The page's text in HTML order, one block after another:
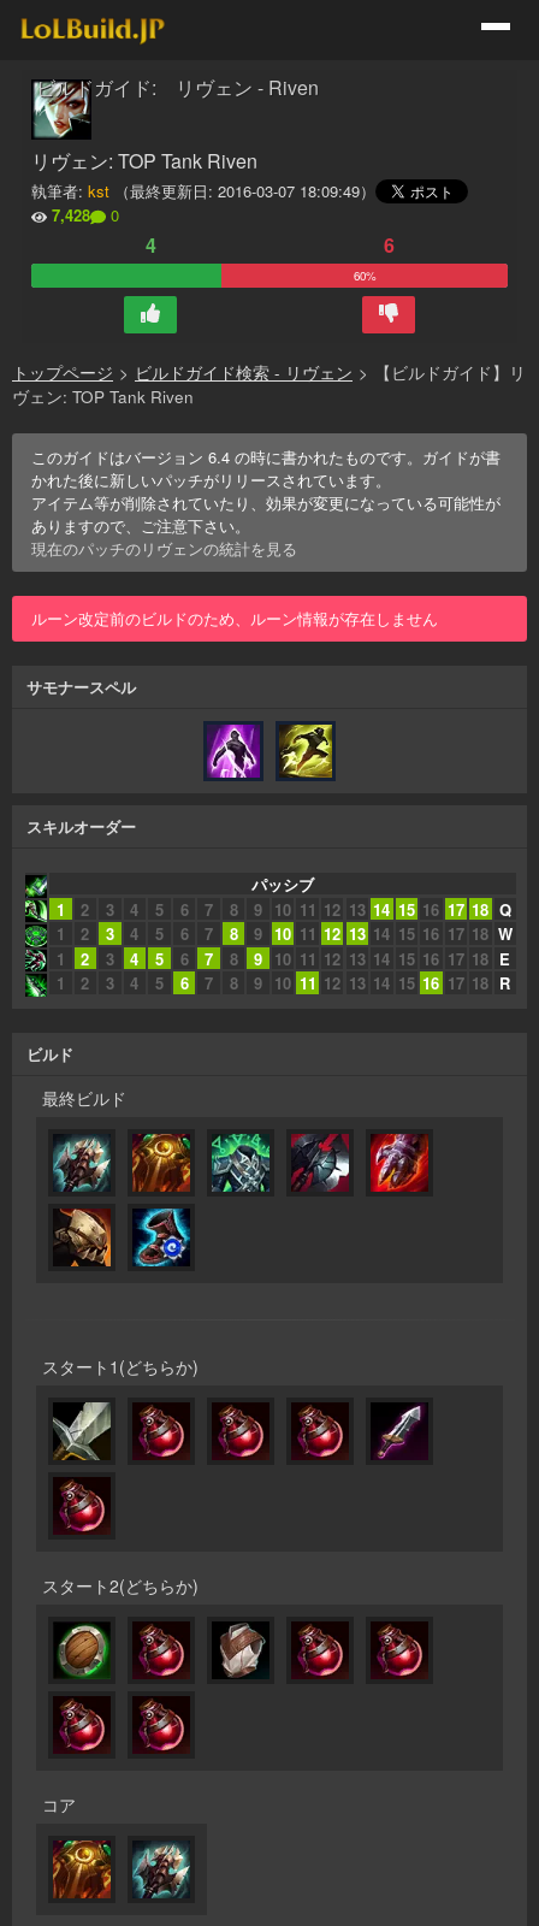
ビルドガイド: リヴェン - Riven
リヴェン: TOP Tank Riven
執筆者: kst （最終更新日: 2016-03-07 18:09:49）
7,428
0
4 6
60%
トップページ > ビルドガイド検索 - リヴェン >
【ビルドガイド】リ
ヴェン: TOP Tank Riven
このガイドはバージョン6.4 の時に書かれたものです。ガイドが書
かれた後に新しいパッチがリリースされています。
アイテム等が削除されていたり、効果が変更になっている可能性が
ありますので、ご注意下さい。
現在のパッチのリヴェンの統計を見る
ルーン改定前のビルドのため、ルーン情報が存在しません
サモナースペル
スキルオーダー
パッシブ
1
2 3 4 5 6 7 8 9 10 11 12 13 14 15 16 17 18 Q
1
2 3 4 5 6 7 8 9 10 11 12 13 14 15 16 17 18 W
1
2 3 4 5 6 7 8 9 10 11 12 13 14 15 16 17 18 E
1
2 3 4 5 6 7 8 9 10 11 12 13 14 15 16 17 18 R
ビルド
最終ビルド
スタート1(どちらか)
スタート2(どちらか)
コア